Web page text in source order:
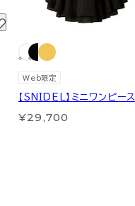
Web限定
【SNIDEL】ミニワンピース
¥29,700